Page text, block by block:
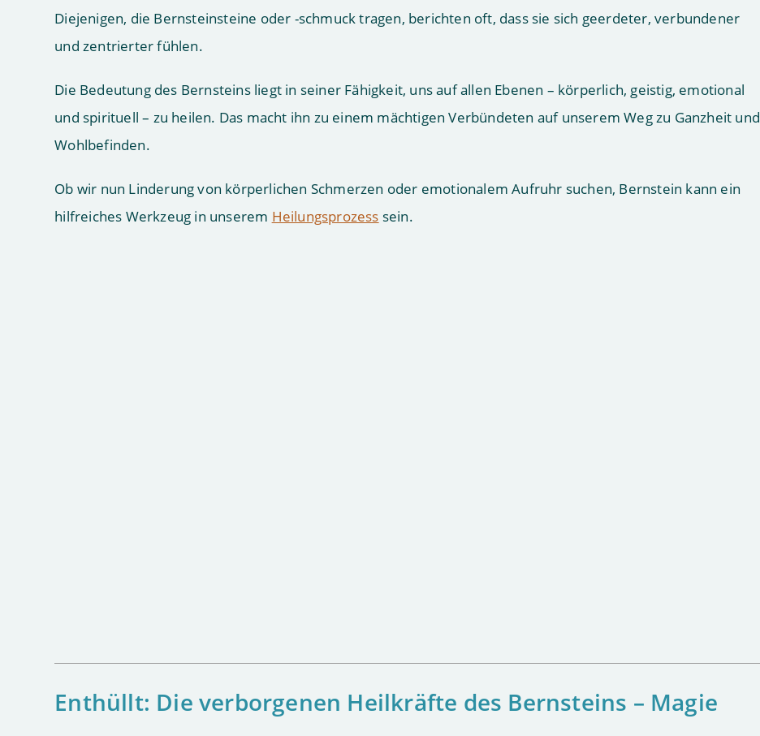
Diejenigen, die Bernsteinsteine oder -schmuck tragen, berichten oft, dass sie sich geerdeter, verbundener
und zentrierter fühlen.
Die Bedeutung des Bernsteins liegt in seiner Fähigkeit, uns auf allen Ebenen – körperlich, geistig, emotional
und spirituell – zu heilen. Das macht ihn zu einem mächtigen Verbündeten auf unserem Weg zu Ganzheit und
Wohlbefinden.
Ob wir nun Linderung von körperlichen Schmerzen oder emotionalem Aufruhr suchen, Bernstein kann ein
hilfreiches Werkzeug in unserem Heilungsprozess sein.
Enthüllt: Die verborgenen Heilkräfte des Bernsteins – Magie